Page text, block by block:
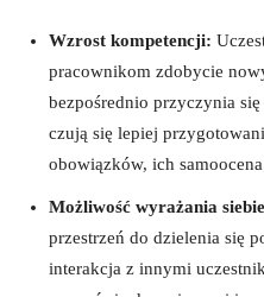
Wzrost kompetencji:
pracownikom zdobycie
bezpośrednio przyczynia
czują się lepiej
obowiązków, ich
Możliwość wyrażania
przestrzeń do dzielenia się
interakcja z innymi